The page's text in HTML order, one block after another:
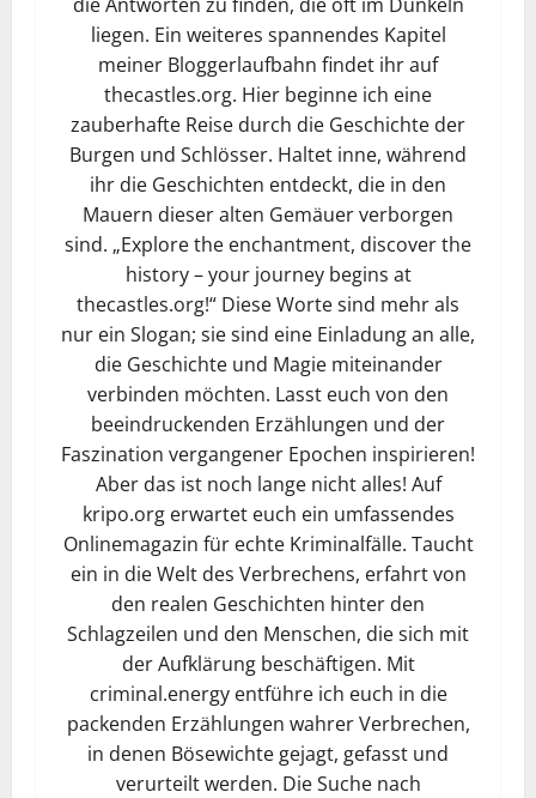
liegen. Ein weiteres spannendes Kapitel
meiner Bloggerlaufbahn findet ihr auf
thecastles.org. Hier beginne ich eine
zauberhafte Reise durch die Geschichte der
Burgen und Schlösser. Haltet inne, während
ihr die Geschichten entdeckt, die in den
Mauern dieser alten Gemäuer verborgen
sind. „Explore the enchantment, discover the
history – your journey begins at
thecastles.org!“ Diese Worte sind mehr als
nur ein Slogan; sie sind eine Einladung an alle,
die Geschichte und Magie miteinander
verbinden möchten. Lasst euch von den
beeindruckenden Erzählungen und der
Faszination vergangener Epochen inspirieren!
Aber das ist noch lange nicht alles! Auf
kripo.org erwartet euch ein umfassendes
Onlinemagazin für echte Kriminalfälle. Taucht
ein in die Welt des Verbrechens, erfahrt von
den realen Geschichten hinter den
Schlagzeilen und den Menschen, die sich mit
der Aufklärung beschäftigen. Mit
criminal.energy entführe ich euch in die
packenden Erzählungen wahrer Verbrechen,
in denen Bösewichte gejagt, gefasst und
verurteilt werden. Die Suche nach